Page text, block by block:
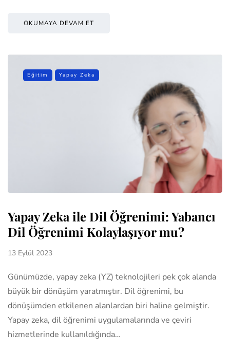
OKUMAYA DEVAM ET
Eğitim Yapay Zeka
Yapay Zeka ile Dil Öğrenimi: Yabancı
Dil Öğrenimi Kolaylaşıyor mu?
13 Eylül 2023
Günümüzde, yapay zeka (YZ) teknolojileri pek çok alanda
büyük bir dönüşüm yaratmıştır. Dil öğrenimi, bu
dönüşümden etkilenen alanlardan biri haline gelmiştir.
Yapay zeka, dil öğrenimi uygulamalarında ve çeviri
hizmetlerinde kullanıldığında…